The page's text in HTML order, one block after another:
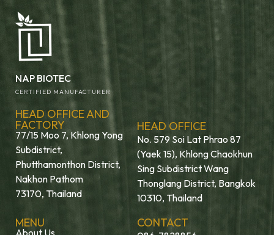
NAP BIOTEC
CERTIFIED MANUFACTURER
HEAD OFFICE AND
FACTORY
77/15 Moo 7, Khlong Yong
Subdistrict,
Phutthamonthon District,
Nakhon Pathom
73170, Thailand
HEAD OFFICE
No. 579 Soi Lat Phrao 87
(Yaek 15), Khlong Chaokhun
Sing Subdistrict Wang
Thonglang District, Bangkok
10310, Thailand
MENU CONTACT